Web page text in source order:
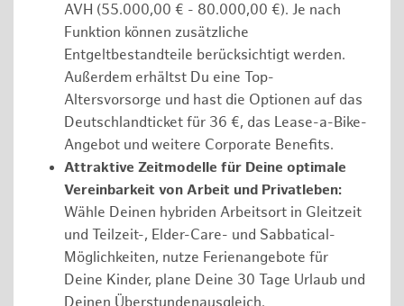
AVH (55.000,00 € - 80.000,00 €). Je nach
Funktion können zusätzliche
Entgeltbestandteile berücksichtigt werden.
Außerdem erhältst Du eine Top-
Altersvorsorge und hast die Optionen auf das
Deutschlandticket für 36 €, das Lease-a-Bike-
Angebot und weitere Corporate Benefits.
Attraktive Zeitmodelle für Deine optimale
Vereinbarkeit von Arbeit und Privatleben:
Wähle Deinen hybriden Arbeitsort in Gleitzeit
und Teilzeit-, Elder-Care- und Sabbatical-
Möglichkeiten, nutze Ferienangebote für
Deine Kinder, plane Deine 30 Tage Urlaub und
Deinen Überstundenausgleich.